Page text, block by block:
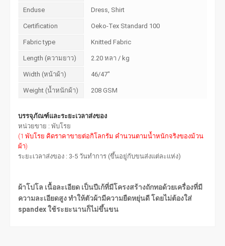
Enduse Dress, Shirt
Certification Oeko-Tex Standard 100
Fabric type Knitted Fabric
Length (ความยาว) 2.20 หลา / kg
Width (หน้าผ้า) 46/47"
Weight (น้ำหนักผ้า) 208 GSM
บรรจุภัณฑ์และระยะเวลาส่งของ
หน่วยขาย : พับโรย
(1 พับโรย คิดราคาขายต่อกิโลกรัม คำนวนตามน้ำหนักจริงของม้วน
ผ้า)
ระยะเวลาส่งของ : 3-5 วันทำการ (ขึ้นอยู่กับขนส่งแต่ละแห่ง)
ผ้าโปโล เนื้อละเอียด เป็นปีเก้ที่มีโครงสร้างถักทอด้วยเครื่องที่มี
ความละเอียดสูง ทำให้ตัวผ้ามีความยืดหยุ่นดี โดยไม่ต้องใส่
spandex ใช้ระยะนานก็ไม่ขึ้นขน